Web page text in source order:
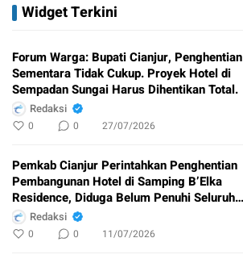
Widget Terkini
Forum Warga: Bupati Cianjur, Penghentian
Sementara Tidak Cukup. Proyek Hotel di
Sempadan Sungai Harus Dihentikan Total.
Redaksi
0 0 27/07/2026
Pemkab Cianjur Perintahkan Penghentian
Pembangunan Hotel di Samping B’Elka
Residence, Diduga Belum Penuhi Seluruh
Perizinan
Redaksi
0 0 11/07/2026